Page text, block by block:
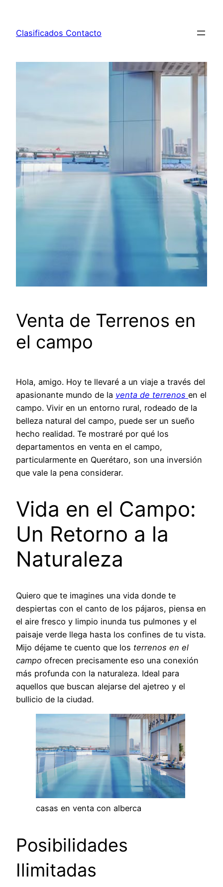
contenido
Clasificados Contacto
Venta de Terrenos en
el campo
Hola, amigo. Hoy te llevaré a un viaje a través del
apasionante mundo de la venta de terrenos en el
campo. Vivir en un entorno rural, rodeado de la
belleza natural del campo, puede ser un sueño
hecho realidad. Te mostraré por qué los
departamentos en venta en el campo,
particularmente en Querétaro, son una inversión
que vale la pena considerar.
Vida en el Campo:
Un Retorno a la
Naturaleza
Quiero que te imagines una vida donde te
despiertas con el canto de los pájaros, piensa en
el aire fresco y limpio inunda tus pulmones y el
paisaje verde llega hasta los confines de tu vista.
Mijo déjame te cuento que los terrenos en el
campo ofrecen precisamente eso una conexión
más profunda con la naturaleza. Ideal para
aquellos que buscan alejarse del ajetreo y el
bullicio de la ciudad.
casas en venta con alberca
Posibilidades
Ilimitadas